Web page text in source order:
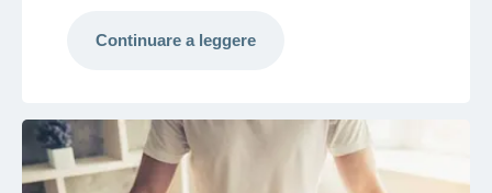
Continuare a leggere